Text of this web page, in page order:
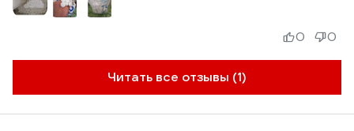
Читать все отзывы (1)
0 0